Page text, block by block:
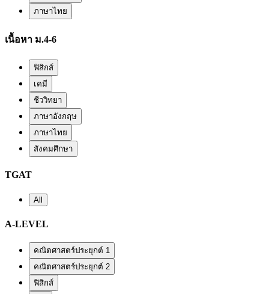
ภาษาไทย
เนื้อหา ม.4-6
ฟิสิกส์
เคมี
ชีววิทยา
ภาษาอังกฤษ
ภาษาไทย
สังคมศึกษา
TGAT
All
A-LEVEL
คณิตศาสตร์ประยุกต์ 1
คณิตศาสตร์ประยุกต์ 2
ฟิสิกส์